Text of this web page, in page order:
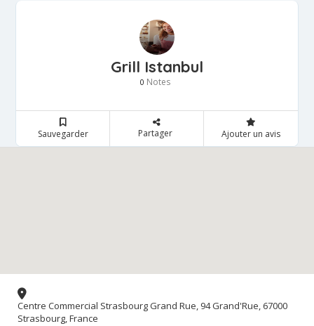
Grill Istanbul
0 Notes
Sauvegarder Partager Ajouter un avis
Centre Commercial Strasbourg Grand Rue, 94 Grand'Rue, 67000
Strasbourg, France